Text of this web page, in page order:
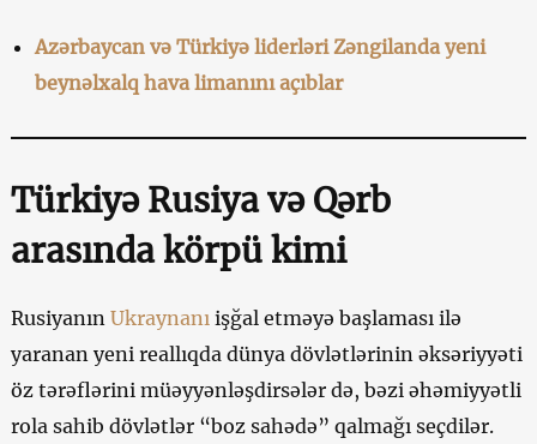
Azərbaycan və Türkiyə liderləri Zəngilanda yeni
beynəlxalq hava limanını açıblar
Türkiyə Rusiya və Qərb
arasında körpü kimi
Rusiyanın Ukraynanı işğal etməyə başlaması ilə
yaranan yeni reallıqda dünya dövlətlərinin əksəriyyəti
öz tərəflərini müəyyənləşdirsələr də, bəzi əhəmiyyətli
rola sahib dövlətlər “boz sahədə” qalmağı seçdilər.